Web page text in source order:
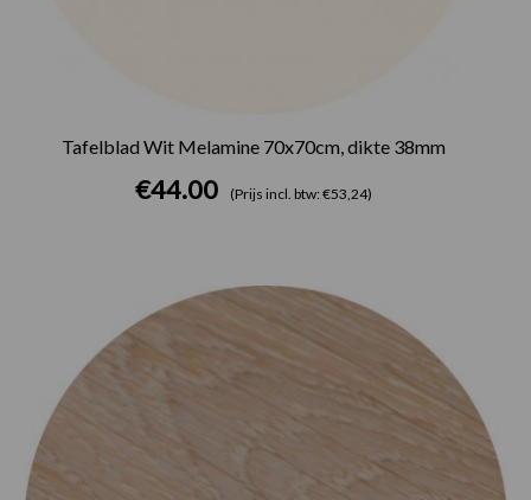
Tafelblad Wit Melamine 70x70cm, dikte 38mm
€44.00 (Prijs incl. btw: €53,24)